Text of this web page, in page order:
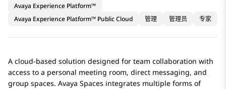
Avaya Experience Platform™
Avaya Experience Platform™ Public Cloud
管理 管理员 专家
A cloud-based solution designed for team collaboration with
access to a personal meeting room, direct messaging, and
group spaces. Avaya Spaces integrates multiple forms of